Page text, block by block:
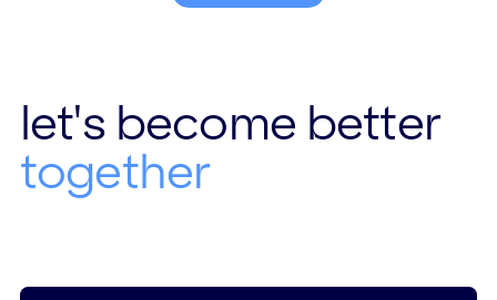
let's become better
together